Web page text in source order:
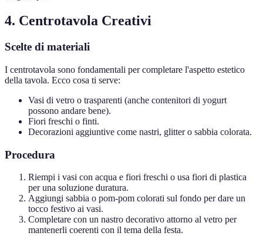
4. Centrotavola Creativi
Scelte di materiali
I centrotavola sono fondamentali per completare l'aspetto estetico
della tavola. Ecco cosa ti serve:
Vasi di vetro o trasparenti (anche contenitori di yogurt
possono andare bene).
Fiori freschi o finti.
Decorazioni aggiuntive come nastri, glitter o sabbia colorata.
Procedura
Riempi i vasi con acqua e fiori freschi o usa fiori di plastica
per una soluzione duratura.
Aggiungi sabbia o pom-pom colorati sul fondo per dare un
tocco festivo ai vasi.
Completare con un nastro decorativo attorno al vetro per
mantenerli coerenti con il tema della festa.